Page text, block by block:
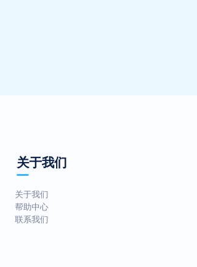
关于我们
关于我们
帮助中心
联系我们